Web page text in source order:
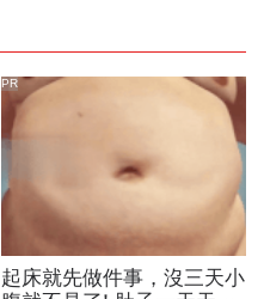
起床就先做件事，沒三天小
PR